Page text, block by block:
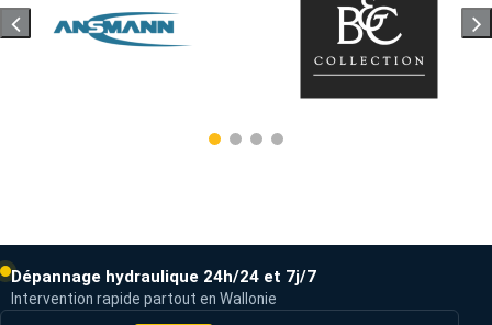
Dépannage hydraulique 24h/24 et 7j/7
Intervention rapide partout en Wallonie